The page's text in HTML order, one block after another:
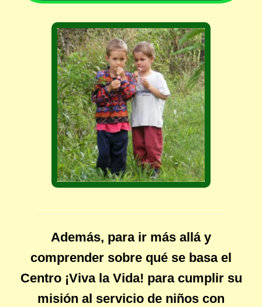
Además, para ir más allá y
comprender sobre qué se basa el
Centro ¡Viva la Vida! para cumplir su
misión al servicio de niños con